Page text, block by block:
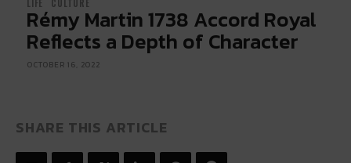
LIFE CULTURE
Rémy Martin 1738 Accord Royal
Reflects a Depth of Character
OCTOBER 16, 2022
SHARE THIS ARTICLE